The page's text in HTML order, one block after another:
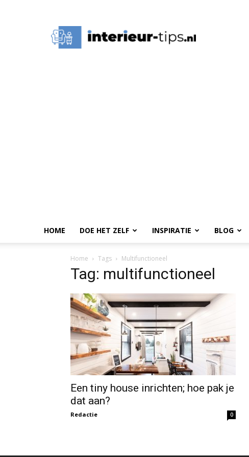
Tips,
Ideeën
HOME DOE HET ZELF INSPIRATIE BLOG
Home Tags Multifunctioneel
Tag: multifunctioneel
Een tiny house inrichten; hoe pak je
dat aan?
Redactie 0